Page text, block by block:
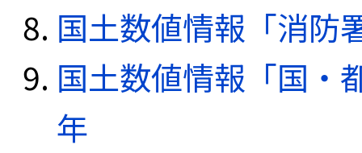
国土数値情報「消防
国土数値情報「国・
年